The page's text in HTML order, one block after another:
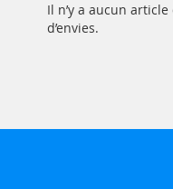
Il n’y a aucun
d’envies.